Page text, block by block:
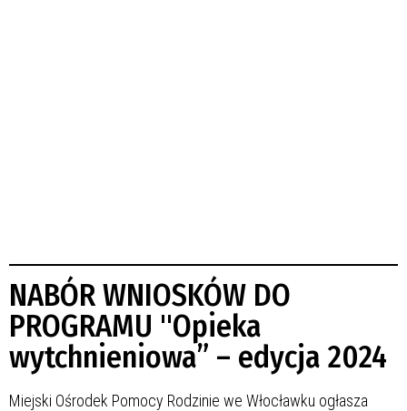
NABÓR WNIOSKÓW DO
PROGRAMU "Opieka
wytchnieniowa” – edycja 2024
Miejski Ośrodek Pomocy Rodzinie we Włocławku ogłasza